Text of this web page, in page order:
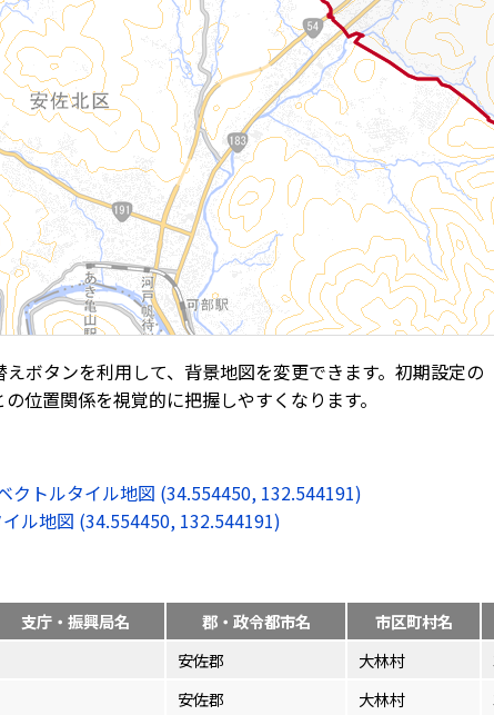
ボタンを利用して、背景地図を変更できます。初期設定
位置関係を視覚的に把握しやすくなります。
クトルタイル地図 (34.554450, 132.544191)
ル地図 (34.554450, 132.544191)
支庁・振興局名 郡・政令都市名 市区町村名
安佐郡 大林村
安佐郡 大林村